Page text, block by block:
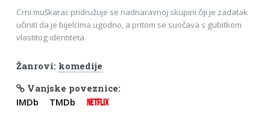
Crni muškarac pridružuje se nadnaravnoj skupini čiji je zadatak
učiniti da je bijelcima ugodno, a pritom se suočava s gubitkom
vlastitog identiteta.
Žanrovi: komedije
Vanjske poveznice:
IMDb TMDb NETFLIX